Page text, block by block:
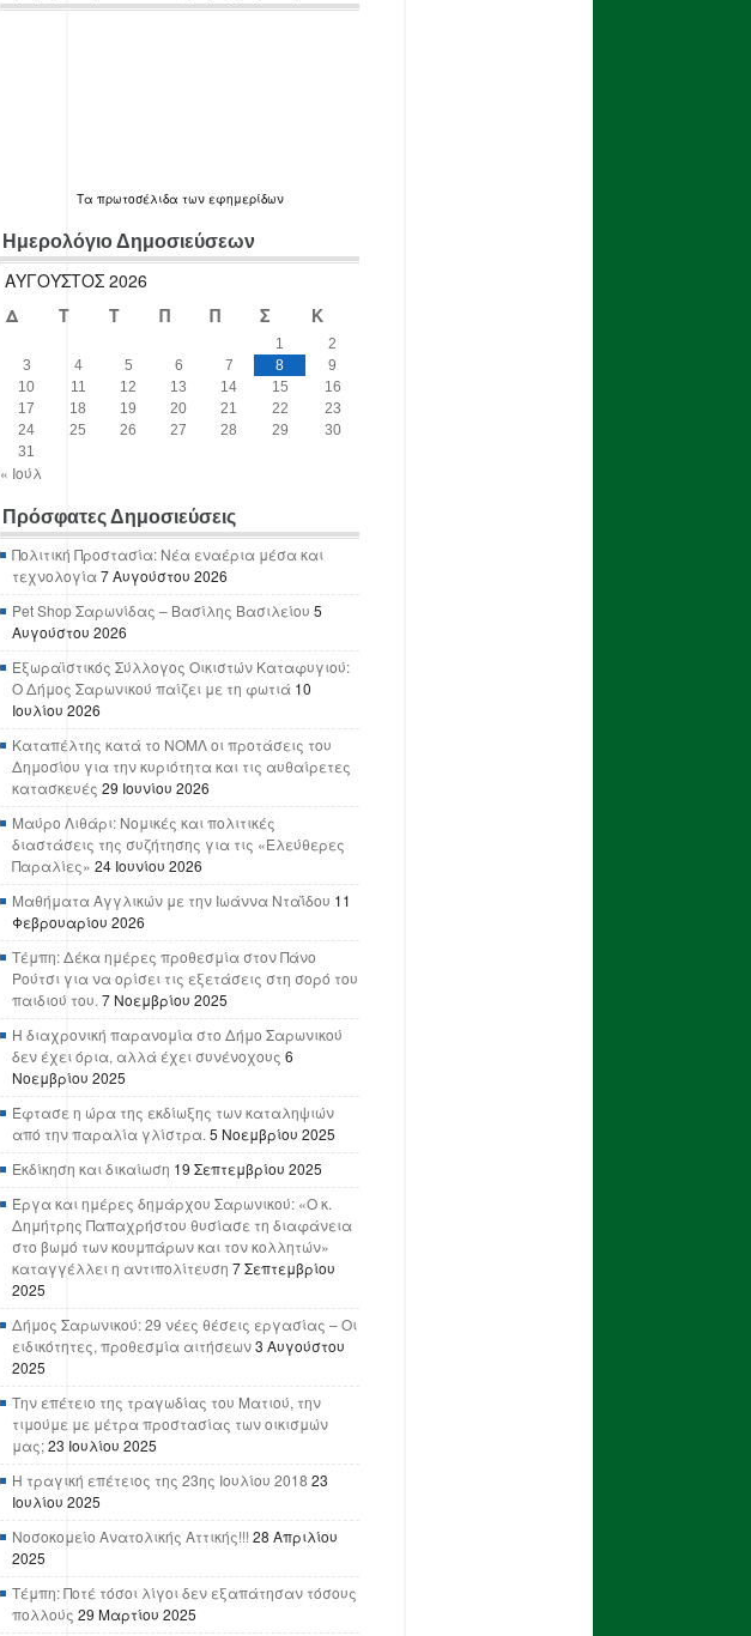
Τα πρωτοσέλιδα των εφημερίδων
Ημερολόγιο Δημοσιεύσεων
ΑΎΓΟΥΣΤΟΣ 2026
Δ
Τ Τ Π Π Σ Κ
1
2
3
4 5 6 7 8
9
10
11 12 13 14 15
16
17
18 19 20 21 22
23
24
25 26 27 28 29
30
31
« Ιούλ
Πρόσφατες Δημοσιεύσεις
Πολιτική Προστασία: Νέα εναέρια μέσα και
τεχνολογία7 Αυγούστου 2026
Pet Shop Σαρωνίδας – Βασίλης Βασιλείου 5
Αυγούστου 2026
Εξωραϊστικός Σύλλογος Οικιστών Καταφυγιού:
Ο Δήμος Σαρωνικού παίζει με τη φωτιά 10
Ιουλίου 2026
Καταπέλτης κατά το ΝΟΜΛ οι προτάσεις του
Δημοσίου για την κυριότητα και τις αυθαίρετες
κατασκευές 29 Ιουνίου 2026
Μαύρο Λιθάρι: Νομικές και πολιτικές
διαστάσεις της συζήτησης για τις «Ελεύθερες
Παραλίες» 24 Ιουνίου 2026
Μαθήματα Αγγλικών με την Ιωάννα Νταΐδου 11
Φεβρουαρίου 2026
Τέμπη: Δέκα ημέρες προθεσμία στον Πάνο
Ρούτσι για να ορίσει τις εξετάσεις στη σορό του
παιδιού του. 7 Νοεμβρίου 2025
Η διαχρονική παρανομία στο Δήμο Σαρωνικού
δεν έχει όρια, αλλά έχει συνένοχους 6
Νοεμβρίου 2025
Έφτασε η ώρα της εκδίωξης των καταληψιών
από την παραλία γλίστρα. 5 Νοεμβρίου 2025
Εκδίκηση και δικαίωση 19 Σεπτεμβρίου 2025
Έργα και ημέρες δημάρχου Σαρωνικού: «Ο κ.
Δημήτρης Παπαχρήστου θυσίασε τη διαφάνεια
στο βωμό των κουμπάρων και τον κολλητών»
καταγγέλλει η αντιπολίτευση 7 Σεπτεμβρίου
2025
Δήμος Σαρωνικού: 29 νέες θέσεις εργασίας – Οι
ειδικότητες, προθεσμία αιτήσεων3 Αυγούστου
2025
Την επέτειο της τραγωδίας του Ματιού, την
τιμούμε με μέτρα προστασίας των οικισμών
μας;23 Ιουλίου 2025
Η τραγική επέτειος της 23ης Ιουλίου 2018 23
Ιουλίου 2025
Νοσοκομείο Ανατολικής Αττικής!!! 28 Απριλίου
2025
Τέμπη: Ποτέ τόσοι λίγοι δεν εξαπάτησαν τόσους
πολλούς 29 Μαρτίου 2025